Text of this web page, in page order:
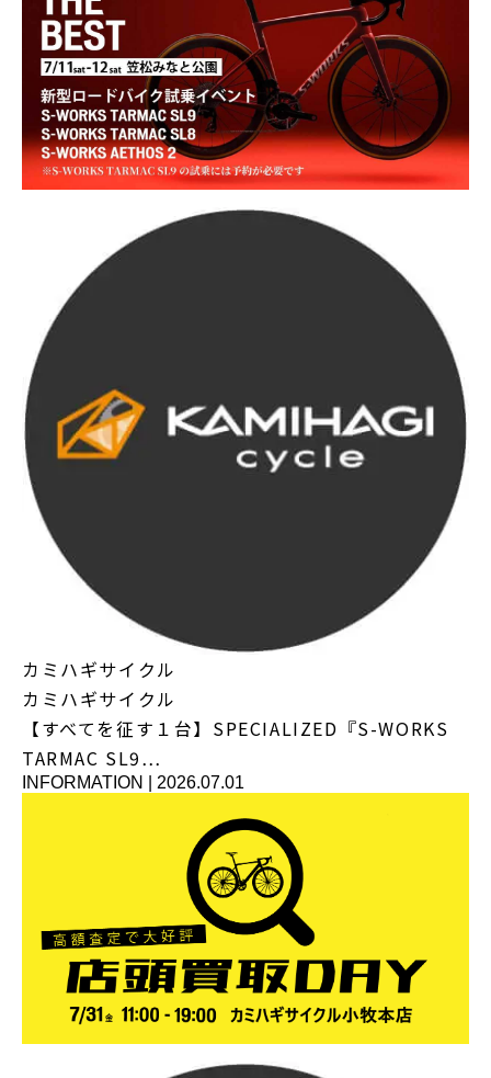
カミハギサイクル
カミハギサイクル
【すべてを征す１台】SPECIALIZED『S-WORKS
TARMAC SL9…
INFORMATION 2026.07.01